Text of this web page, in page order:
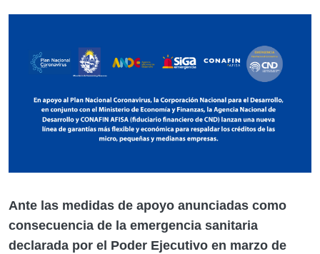
Ante las medidas de apoyo anunciadas como
consecuencia de la emergencia sanitaria
declarada por el Poder Ejecutivo en marzo de